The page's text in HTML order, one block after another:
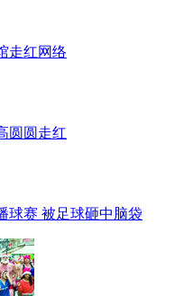
急速倒车逃窜
走红网络
圆圆走红
球赛 被足球砸中脑袋